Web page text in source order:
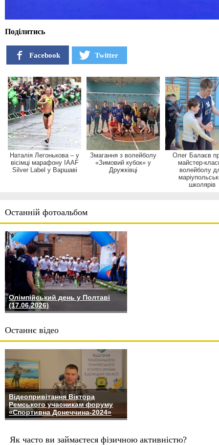
Останній фотоальбом
Олімпійський день у Полтаві
(17.06.2026)
Останнє відео
Відеопривітання Віктора
Ремського учасникам форуму
«Спортивна Донеччина-2024»
Як часто ви займаєтеся фізичною активністю?
Поділитись
Facebook Twitter
Наталія Легонькова – у
вісімці марафону IAAF
Silver Label у Варшаві
Змагання з волейболу
«Зимовий кубок» у
Дружківці
Олег Балаєв
майстер-
волейболу
школярів